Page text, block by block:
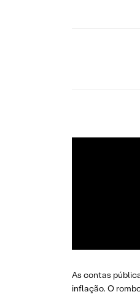
As contas
inflação. O